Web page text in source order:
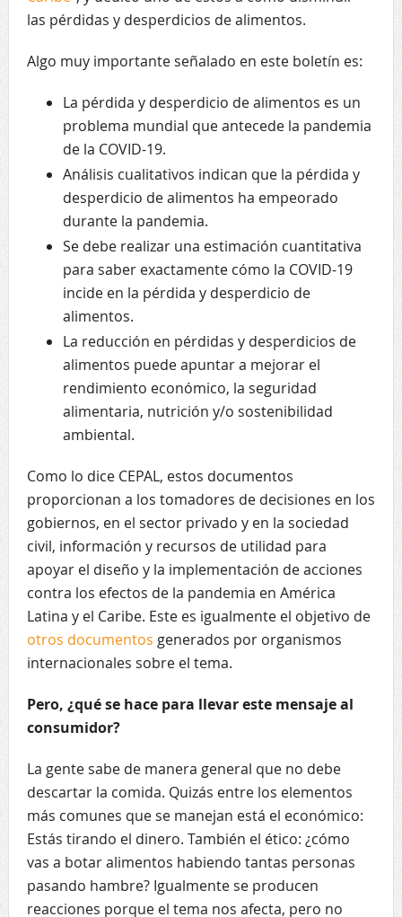
las pérdidas y desperdicios de alimentos.
Algo muy importante señalado en este boletín es:
La pérdida y desperdicio de alimentos es un
problema mundial que antecede la pandemia
de la COVID-19.
Análisis cualitativos indican que la pérdida y
desperdicio de alimentos ha empeorado
durante la pandemia.
Se debe realizar una estimación cuantitativa
para saber exactamente cómo la COVID-19
incide en la pérdida y desperdicio de
alimentos.
La reducción en pérdidas y desperdicios de
alimentos puede apuntar a mejorar el
rendimiento económico, la seguridad
alimentaria, nutrición y/o sostenibilidad
ambiental.
Como lo dice CEPAL, estos documentos
proporcionan a los tomadores de decisiones en los
gobiernos, en el sector privado y en la sociedad
civil, información y recursos de utilidad para
apoyar el diseño y la implementación de acciones
contra los efectos de la pandemia en América
Latina y el Caribe. Este es igualmente el objetivo de
otros documentos generados por organismos
internacionales sobre el tema.
Pero, ¿qué se hace para llevar este mensaje al
consumidor?
La gente sabe de manera general que no debe
descartar la comida. Quizás entre los elementos
más comunes que se manejan está el económico:
Estás tirando el dinero. También el ético: ¿cómo
vas a botar alimentos habiendo tantas personas
pasando hambre? Igualmente se producen
reacciones porque el tema nos afecta, pero no